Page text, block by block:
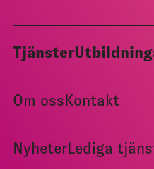
Tjänster
Om oss Kontakt
NyheterLediga